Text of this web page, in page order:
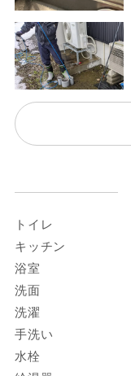
トイレ
キッチン
浴室
洗面
洗濯
手洗い
水栓